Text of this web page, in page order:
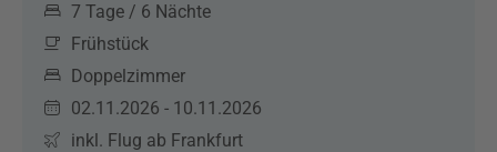
7 Tage / 6 Nächte
Frühstück
Doppelzimmer
02.11.2026 - 10.11.2026
inkl. Flug ab Frankfurt